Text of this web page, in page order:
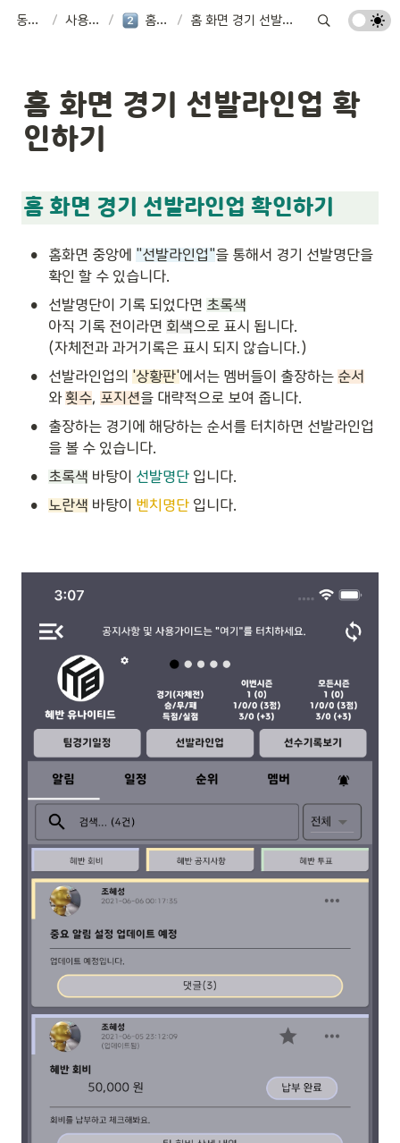
동네축구 / 사용가이드 / 홈(Home) / 홈 화면 경기 선발라인업 확인하기
홈 화면 경기 선발라인업 확
인하기
홈 화면 경기 선발라인업 확인하기
• 홈화면 중앙에 "선발라인업"을 통해서 경기 선발명단을
확인 할 수 있습니다.
• 선발명단이 기록 되었다면 초록색
아직 기록 전이라면 회색으로 표시 됩니다.
(자체전과 과거기록은 표시 되지 않습니다.)
• 선발라인업의 '상황판'에서는 멤버들이 출장하는 순서
와 횟수, 포지션을 대략적으로 보여 줍니다.
•
출장하는 경기에 해당하는 순서를 터치하면 선발라인업
을 볼 수 있습니다.
• 초록색 바탕이 선발명단 입니다.
• 노란색 바탕이 벤치명단 입니다.